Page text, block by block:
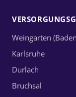
Weingarten
Karlsruhe
Durlach
Bruchsal